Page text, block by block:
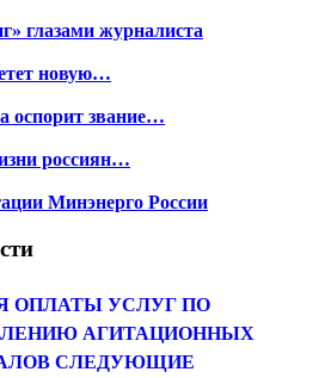
глазами журналиста
новую…
оспорит звание…
россиян…
Минэнерго России
ОПЛАТЫ УСЛУГ ПО
АГИТАЦИОННЫХ
СЛЕДУЮЩИЕ